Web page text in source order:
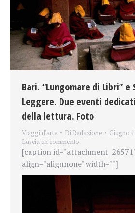
Bari. “Lungomare di Libri” e
Leggere. Due eventi
della lettura. Foto
Viaggi d'arte Di Redazione
Giugno
Lascia un commento
[caption
align="alignnone" width=""]